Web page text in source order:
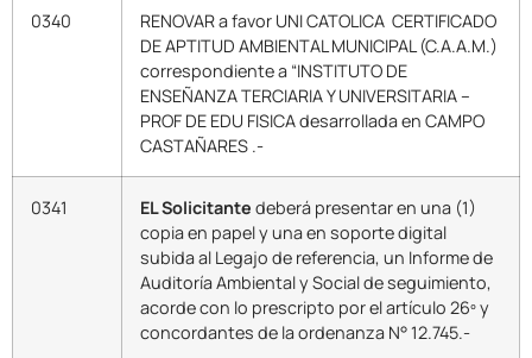
0340
RENOVAR a favor UNI CATOLICA CERTIFICADO
DE APTITUD AMBIENTAL MUNICIPAL (C.A.A.M.)
correspondiente a “INSTITUTO DE
ENSEÑANZA TERCIARIA Y UNIVERSITARIA –
PROF DE EDU FISICA desarrollada en CAMPO
CASTAÑARES .-
0341 EL Solicitante deberá presentar en una (1)
copia en papel y una en soporte digital
subida al Legajo de referencia, un Informe de
Auditoría Ambiental y Social de seguimiento,
acorde con lo prescripto por el artículo 26º y
concordantes de la ordenanza N° 12.745.-